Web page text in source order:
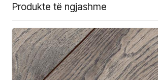
Produkte të ngjashme